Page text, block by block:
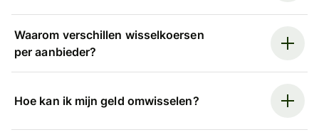
Waarom verschillen wisselkoersen
per aanbieder?
Hoe kan ik mijn geld omwisselen?